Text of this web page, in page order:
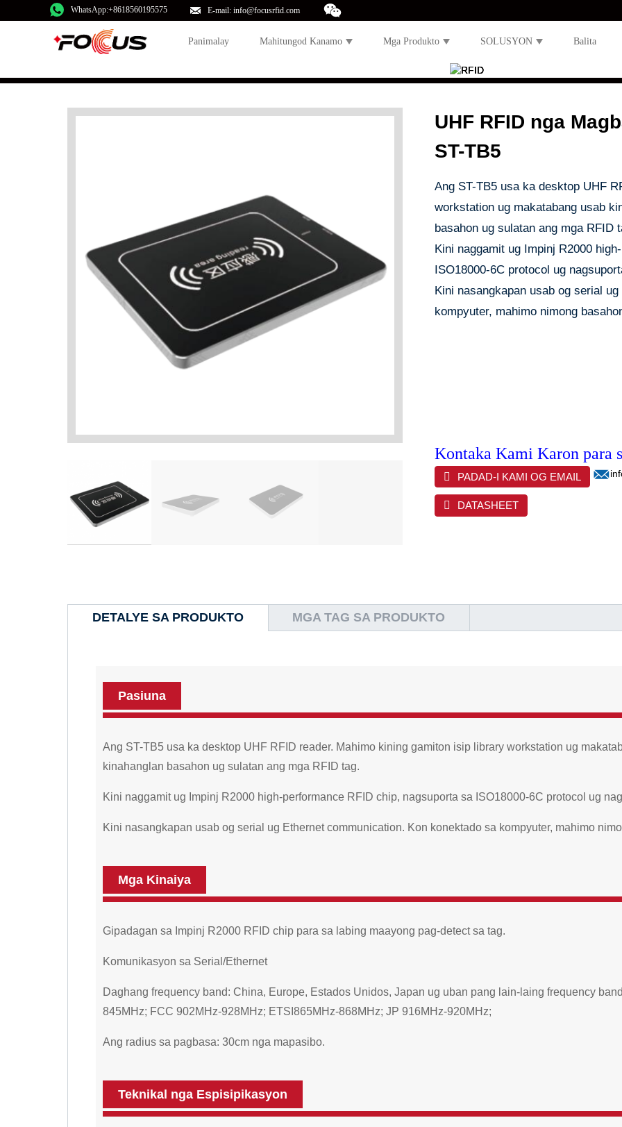
WhatsApp:+8618560195575 E-mail: info@focusrfid.com
Panimalay Mahitungod Kanamo Mga Produkto SOLUSYON Balita
UHF RFID nga
ST-TB5
Ang ST-TB5 usa ka desktop UHF
workstation ug makatabang usab
basahon ug sulatan ang mga RFID
Kini naggamit ug Impinj R2000
ISO18000-6C protocol ug
Kini nasangkapan usab og serial
kompyuter, mahimo nimong
Kontaka Kami Karon para
PADAD-I KAMI OG EMAIL
DATASHEET
DETALYE SA PRODUKTO MGA TAG SA PRODUKTO
Pasiuna
Ang ST-TB5 usa ka desktop UHF RFID reader. Mahimo kining gamiton isip library workstation ug
kinahanglan basahon ug sulatan ang mga RFID tag.
Kini naggamit ug Impinj R2000 high-performance RFID chip, nagsuporta sa ISO18000-6C protocol ug
Kini nasangkapan usab og serial ug Ethernet communication. Kon konektado sa kompyuter, mahimo
Mga Kinaiya
Gipadagan sa Impinj R2000 RFID chip para sa labing maayong pag-detect sa tag.
Komunikasyon sa Serial/Ethernet
Daghang frequency band: China, Europe, Estados Unidos, Japan ug uban pang lain-laing frequency
845MHz; FCC 902MHz-928MHz; ETSI865MHz-868MHz; JP 916MHz-920MHz;
Ang radius sa pagbasa: 30cm nga mapasibo.
Teknikal nga Espisipikasyon